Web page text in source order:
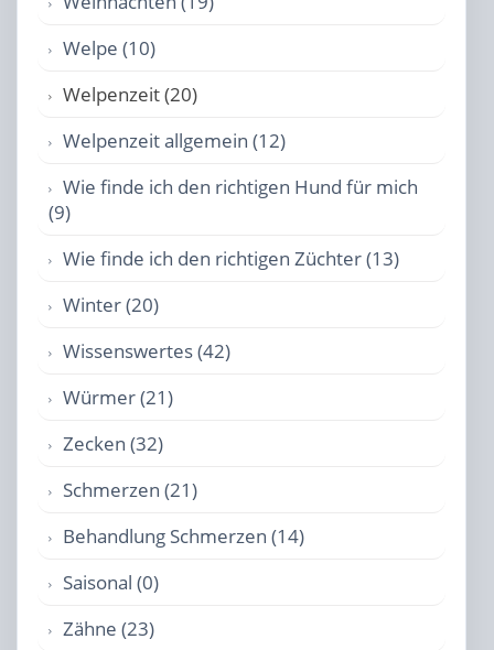
Welpe (10)
Welpenzeit (20)
Welpenzeit allgemein (12)
Wie finde ich den richtigen Hund für mich
(9)
Wie finde ich den richtigen Züchter (13)
Winter (20)
Wissenswertes (42)
Würmer (21)
Zecken (32)
Schmerzen (21)
Behandlung Schmerzen (14)
Saisonal (0)
Zähne (23)